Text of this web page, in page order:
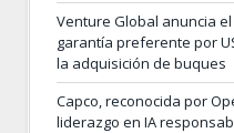
Venture Global anuncia
garantía preferente por
la adquisición de buques
Capco, reconocida por
liderazgo en IA